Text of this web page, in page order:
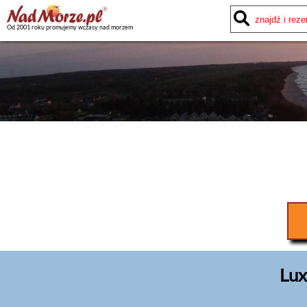
Od 2001 roku promujemy wczasy nad morzem